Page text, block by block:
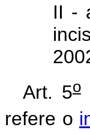
II -
Art. 5o
refere o